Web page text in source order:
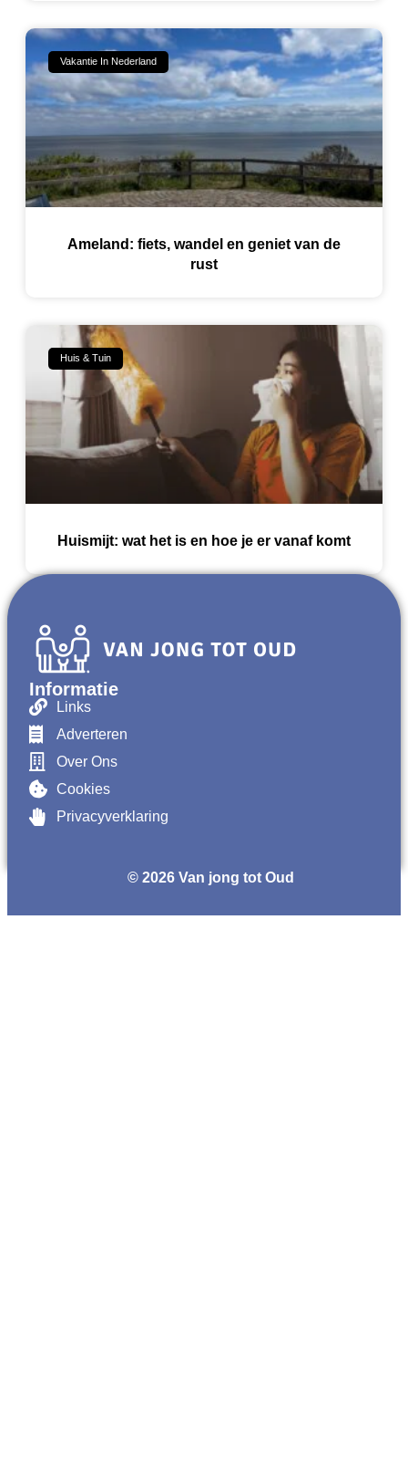
Vakantie In Nederland
Ameland: fiets, wandel en geniet van de
rust
Huis & Tuin
Huismijt: wat het is en hoe je er vanaf komt
Informatie
Links
Adverteren
Over Ons
Cookies
Privacyverklaring
© 2026 Van jong tot Oud